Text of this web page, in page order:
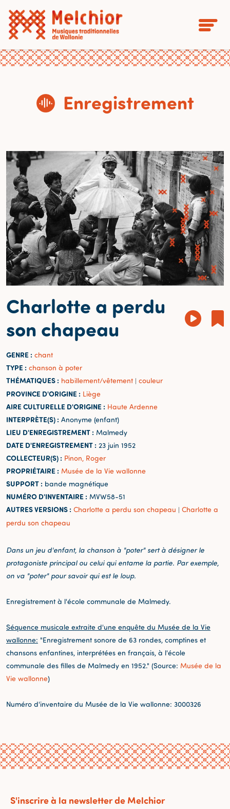
Enregistrement
Charlotte a perdu
son chapeau
GENRE : chant
TYPE : chanson à poter
THÉMATIQUES : habillement/vêtement | couleur
PROVINCE D'ORIGINE : Liège
AIRE CULTURELLE D'ORIGINE : Haute Ardenne
INTERPRÈTE(S) : Anonyme (enfant)
LIEU D'ENREGISTREMENT : Malmedy
DATE D'ENREGISTREMENT : 23 juin 1952
COLLECTEUR(S) : Pinon, Roger
PROPRIÉTAIRE : Musée de la Vie wallonne
SUPPORT : bande magnétique
NUMÉRO D'INVENTAIRE : MVW58-51
AUTRES VERSIONS : Charlotte a perdu son chapeau | Charlotte a
perdu son chapeau
Dans un jeu d'enfant, la chanson à "poter" sert à désigner le
protagoniste principal ou celui qui entame la partie. Par exemple,
on va "poter" pour savoir qui est le loup.
Enregistrement à l'école communale de Malmedy.
Séquence musicale extraite d'une enquête du Musée de la Vie
wallonne: "Enregistrement sonore de 63 rondes, comptines et
chansons enfantines, interprétées en français, à l'école
communale des filles de Malmedy en 1952." (Source: Musée de la
Vie wallonne)
Numéro d'inventaire du Musée de la Vie wallonne: 3000326
S'inscrire à la newsletter de Melchior